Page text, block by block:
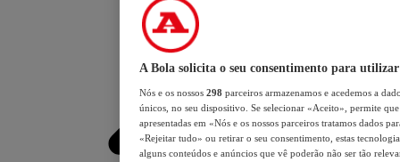
A Bola solicita o seu consentimento para utilizar
Nós e os nossos 298 parceiros armazenamos e acedemos a
únicos, no seu dispositivo. Se selecionar «Aceito», permite
apresentadas em «Nós e os nossos parceiros tratamos dados
«Rejeitar tudo» ou retirar o seu consentimento, estas
alguns conteúdos e anúncios que vê poderão não ser tão